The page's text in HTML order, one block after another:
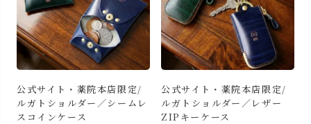
公式サイト・薬院本店限定/
ルガトショルダー／シームレ
スコインケース
公式サイト・薬院本店限定/
ルガトショルダー／レザー
ZIPキーケース